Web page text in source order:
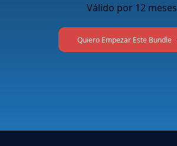
Válido por 12 meses
Quiero Empezar Este Bundle